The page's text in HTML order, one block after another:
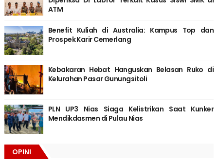
ATM
Benefit Kuliah di Australia: Kampus Top dan
Prospek Karir Cemerlang
Kebakaran Hebat Hanguskan Belasan Ruko di
Kelurahan Pasar Gunungsitoli
PLN UP3 Nias Siaga Kelistrikan Saat Kunker
Mendikdasmen di Pulau Nias
OPINI